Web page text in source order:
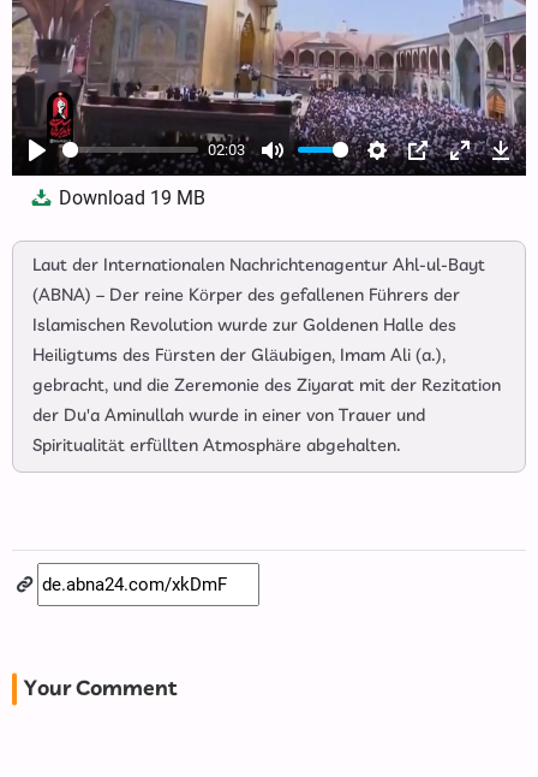
Play
02:03
Mute Settings
PIP Enter
Download 19 MB
Laut der Internationalen Nachrichtenagentur Ahl-ul-Bayt
(ABNA) – Der reine Körper des gefallenen Führers der
Islamischen Revolution wurde zur Goldenen Halle des
Heiligtums des Fürsten der Gläubigen, Imam Ali (a.),
gebracht, und die Zeremonie des Ziyarat mit der Rezitation
der Du'a Aminullah wurde in einer von Trauer und
Spiritualität erfüllten Atmosphäre abgehalten.
Your Comment